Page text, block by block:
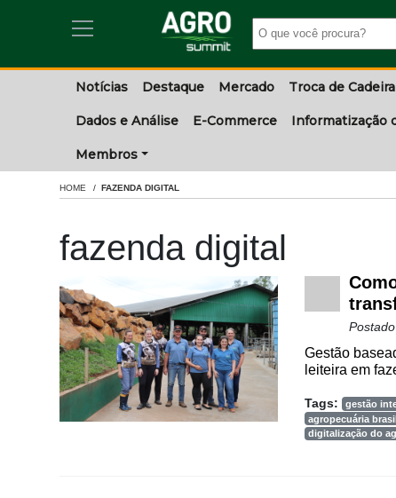
Notícias Destaque Mercado Troca de Cadeira
Dados e Análise E-Commerce Informatização
Membros
HOME FAZENDA DIGITAL
fazenda digital
Gestão
leiteira em
Tags: gestão
agropecuária
digitalização do